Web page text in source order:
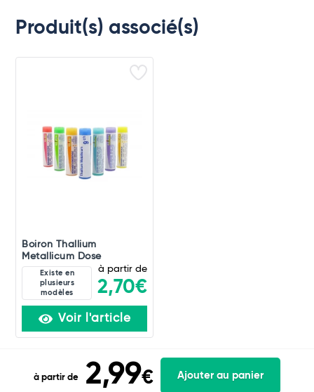
Produit(s) associé(s)
Boiron Thallium
Metallicum Dose
Existe en
plusieurs
modèles
à partir de
2,70€
Voir l'article
à partir de 2,99€ Ajouter au panier